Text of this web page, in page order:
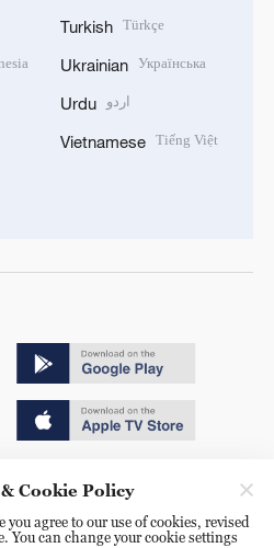
Turkish Türkçe
Ukrainian Українська
Urdu اردو
Vietnamese Tiếng Việt
Cookie Policy
agree to our use of cookies, revised
You can change your cookie settings